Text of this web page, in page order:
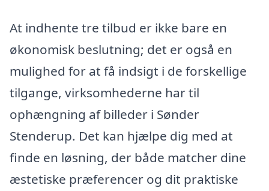
At indhente tre tilbud er ikke bare en
økonomisk beslutning; det er også en
mulighed for at få indsigt i de forskellige
tilgange, virksomhederne har til
ophængning af billeder i Sønder
Stenderup. Det kan hjælpe dig med at
finde en løsning, der både matcher dine
æstetiske præferencer og dit praktiske